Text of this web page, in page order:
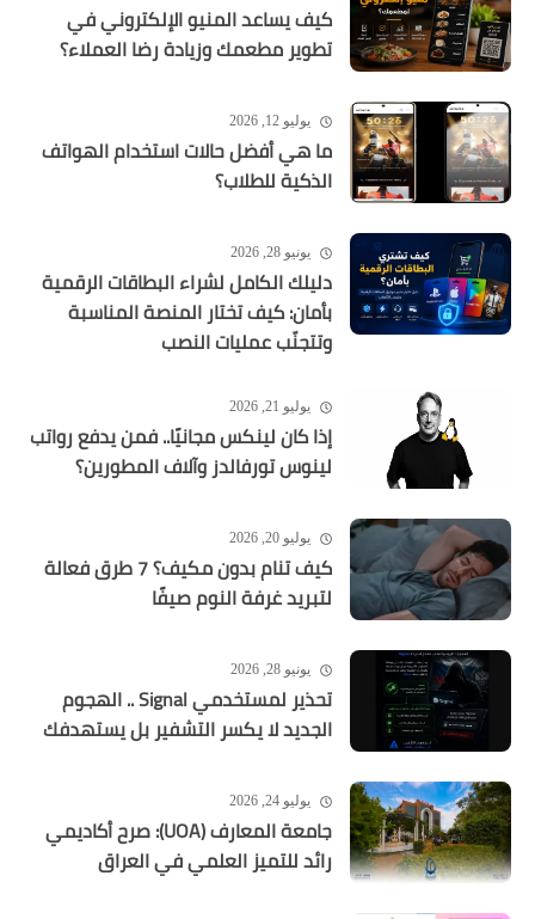
كيف يساعد المنيو الإلكتروني في
تطوير مطعمك وزيادة رضا العملاء؟
يوليو 12, 2026
ما هي أفضل حالات استخدام الهواتف
الذكية للطلاب؟
يونيو 28, 2026
دليلك الكامل لشراء البطاقات الرقمية
بأمان: كيف تختار المنصة المناسبة
وتتجنّب عمليات النصب
يوليو 21, 2026
إذا كان لينكس مجانيًا.. فمن يدفع رواتب
لينوس تورفالدز وآلاف المطورين؟
يوليو 20, 2026
كيف تنام بدون مكيف؟ 7 طرق فعالة
لتبريد غرفة النوم صيفًا
يونيو 28, 2026
تحذير لمستخدمي Signal .. الهجوم
الجديد لا يكسر التشفير بل يستهدفك
يوليو 24, 2026
جامعة المعارف (UOA): صرح أكاديمي
رائد للتميز العلمي في العراق